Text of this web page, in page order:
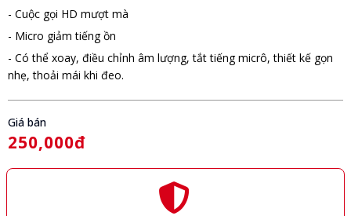
- Cuộc gọi HD mượt mà
- Micro giảm tiếng ồn
- Có thể xoay, điều chỉnh âm lượng, tắt tiếng micrô, thiết kế gọn
nhẹ, thoải mái khi đeo.
Giá bán
250,000đ